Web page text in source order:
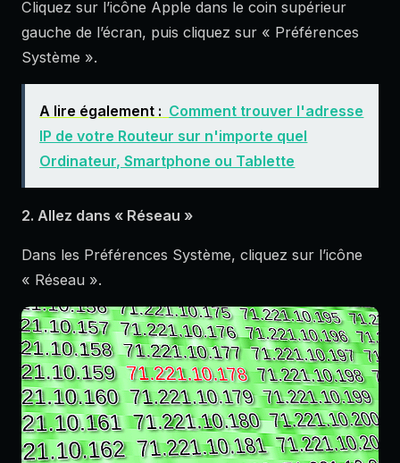
Cliquez sur l’icône Apple dans le coin supérieur
gauche de l’écran, puis cliquez sur « Préférences
Système ».
A lire également : Comment trouver l'adresse
IP de votre Routeur sur n'importe quel
Ordinateur, Smartphone ou Tablette
2. Allez dans « Réseau »
Dans les Préférences Système, cliquez sur l’icône
« Réseau ».